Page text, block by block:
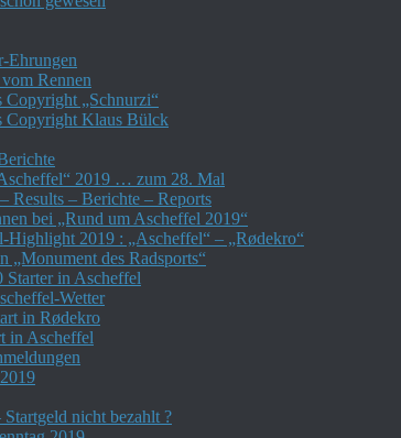
Ehrungen
Rennen
Copyright „Schnurzi“
Copyright Klaus Bülck
2019 … zum 28. Mal
Results – Berichte – Reports
bei „Rund um Ascheffel 2019“
Highlight 2019 : „Ascheffel“ – „Rødekro“
„Monument des Radsports“
Starter in Ascheffel
Wetter
in Rødekro
in Ascheffel
nicht bezahlt ?